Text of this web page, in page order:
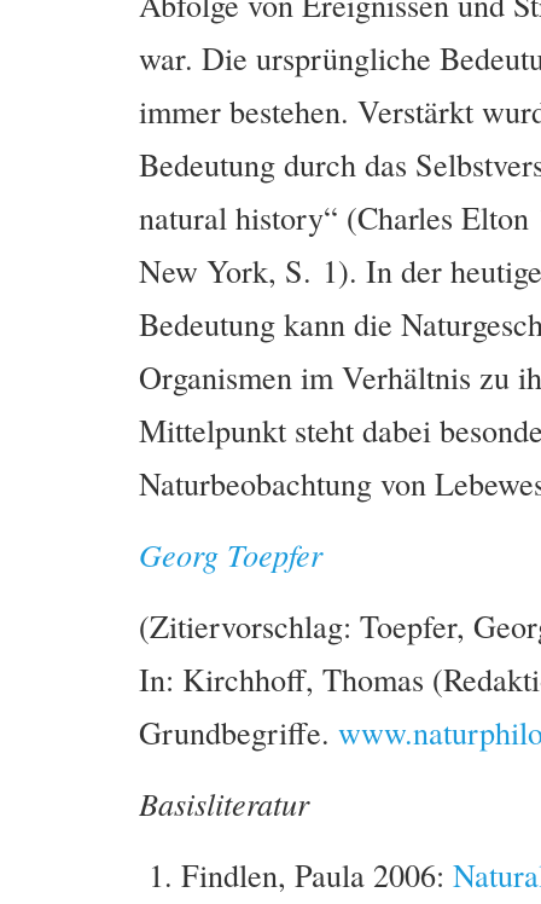
war. Die ursprüngliche
immer bestehen. Verstärkt
Bedeutung durch das
natural history“ (Charles
New York, S. 1). In der
Bedeutung kann die
Organismen im Verhältnis zu
Mittelpunkt steht dabei
Naturbeobachtung von
Georg Toepfer
(Zitiervorschlag: Toepfer,
In: Kirchhoff, Thomas
Grundbegriffe.
Basisliteratur
Findlen, Paula 2006: